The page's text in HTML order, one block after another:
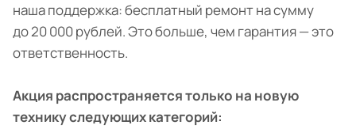
наша поддержка: бесплатный ремонт на сумму
до 20 000 рублей. Это больше, чем гарантия — это
ответственность.
Акция распространяется только на новую
технику следующих категорий: